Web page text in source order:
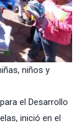
niños y
el Desarrollo
inició en el